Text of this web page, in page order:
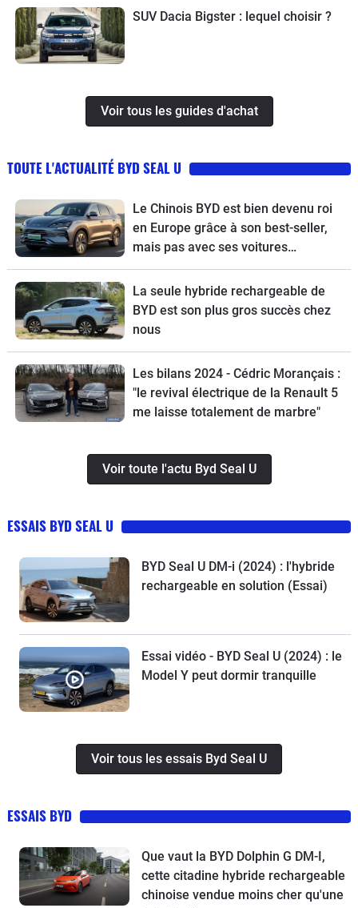
suivez le guide.
SUV Dacia Bigster : lequel choisir ?
Voir tous les guides d'achat
TOUTE L'ACTUALITÉ BYD SEAL U
Le Chinois BYD est bien devenu roi
en Europe grâce à son best-seller,
mais pas avec ses voitures
électriques
La seule hybride rechargeable de
BYD est son plus gros succès chez
nous
Les bilans 2024 - Cédric Morançais :
"le revival électrique de la Renault 5
me laisse totalement de marbre"
Voir toute l'actu Byd Seal U
ESSAIS BYD SEAL U
BYD Seal U DM-i (2024) : l'hybride
rechargeable en solution (Essai)
Essai vidéo - BYD Seal U (2024) : le
Model Y peut dormir tranquille
Voir tous les essais Byd Seal U
ESSAIS BYD
Que vaut la BYD Dolphin G DM-I,
cette citadine hybride rechargeable
chinoise vendue moins cher qu'une